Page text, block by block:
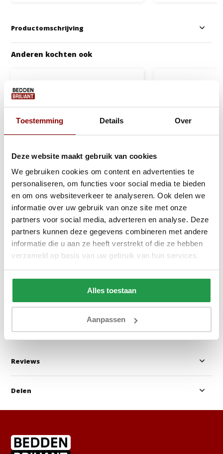
Toestemming Details Over
Deze website maakt gebruik van cookies
We gebruiken cookies om content en advertenties te
personaliseren, om functies voor social media te bieden
en om ons websiteverkeer te analyseren. Ook delen we
informatie over uw gebruik van onze site met onze
partners voor social media, adverteren en analyse. Deze
partners kunnen deze gegevens combineren met andere
informatie die u aan ze heeft verstrekt of die ze hebben
verzameld op basis van uw gebruik van hun services.
Alles toestaan
Aanpassen
Productomschrijving
Anderen kochten ook
Jersey Splittopper Hoeslaken
Wit
Jersey
Taupe
Reviews
Delen